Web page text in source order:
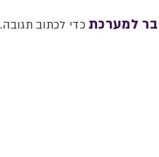
למערכתכדי לכתוב תגובה.